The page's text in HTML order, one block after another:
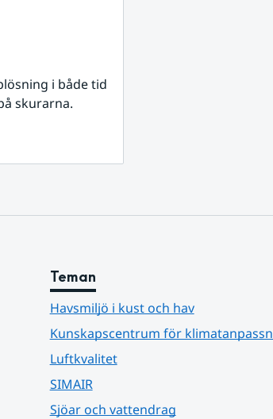
i både tid
skurarna.
Teman
Havsmiljö i kust och hav
Kunskapscentrum för
Luftkvalitet
SIMAIR
Sjöar och vattendrag